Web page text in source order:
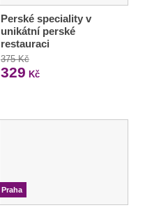
Perské speciality v
unikátní perské
restauraci
375 Kč
329 Kč
Praha